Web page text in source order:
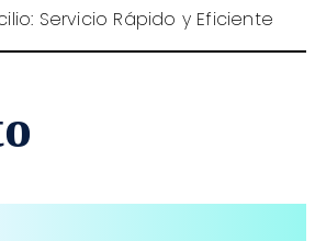
Servicio Rápido y Eficiente